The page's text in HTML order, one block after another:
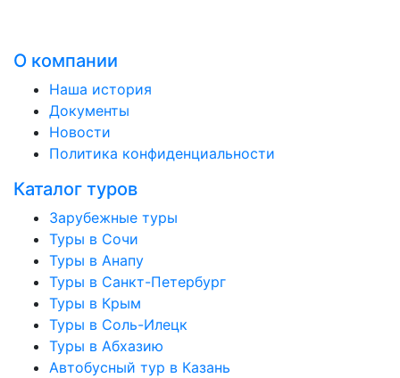
О компании
Наша история
Документы
Новости
Политика конфиденциальности
Каталог туров
Зарубежные туры
Туры в Сочи
Туры в Анапу
Туры в Санкт-Петербург
Туры в Крым
Туры в Соль-Илецк
Туры в Абхазию
Автобусный тур в Казань